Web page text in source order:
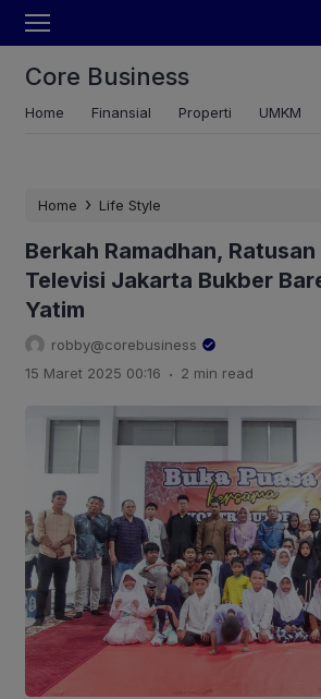
Core Business
Home Finansial Properti UMKM
Home › Life Style
Berkah Ramadhan,
Televisi Jakarta Bukber
Yatim
robby@corebusiness
15 Maret 2025 00:16 . 2 min read